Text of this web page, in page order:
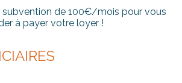
subvention de 100€/mois pour vous
à payer votre loyer !